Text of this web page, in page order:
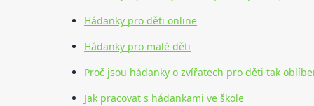
Hádanky pro děti online
Hádanky pro malé děti
Proč jsou hádanky o zvířatech pro děti tak
Jak pracovat s hádankami ve škole